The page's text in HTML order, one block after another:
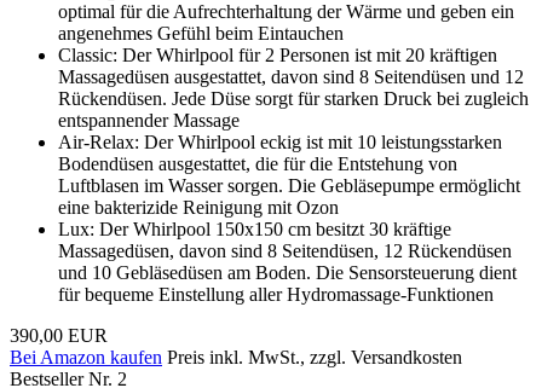
optimal für die Aufrechterhaltung der Wärme und geben ein
angenehmes Gefühl beim Eintauchen
Classic: Der Whirlpоol für 2 Personen ist mit 20 kräftigen
Massagedüsen ausgestattet, davon sind 8 Seitendüsen und 12
Rückendüsen. Jede Düse sorgt für starken Druck bei zugleich
entspannender Massage
Air-Relax: Der Whirlpоol eckig ist mit 10 leistungsstarken
Bodendüsen ausgestattet, die für die Entstehung von
Luftblasen im Wasser sorgen. Die Gebläsepumpe ermöglicht
eine bakterizide Reinigung mit Ozon
Lux: Der Whirlpоol 150x150 cm besitzt 30 kräftige
Massagedüsen, davon sind 8 Seitendüsen, 12 Rückendüsen
und 10 Gebläsedüsen am Boden. Die Sensorsteuerung dient
für bequeme Einstellung aller Hydromassage-Funktionen
390,00 EUR
Bei Amazon kaufen Preis inkl. MwSt., zzgl. Versandkosten
Bestseller Nr. 2